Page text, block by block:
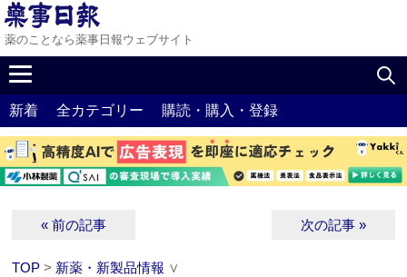
薬のことなら薬事日報ウェブサイト
新着 全カテゴリー 購読・購入・登録
« 前の記事 次の記事 »
TOP > 新薬・新製品情報 ∨